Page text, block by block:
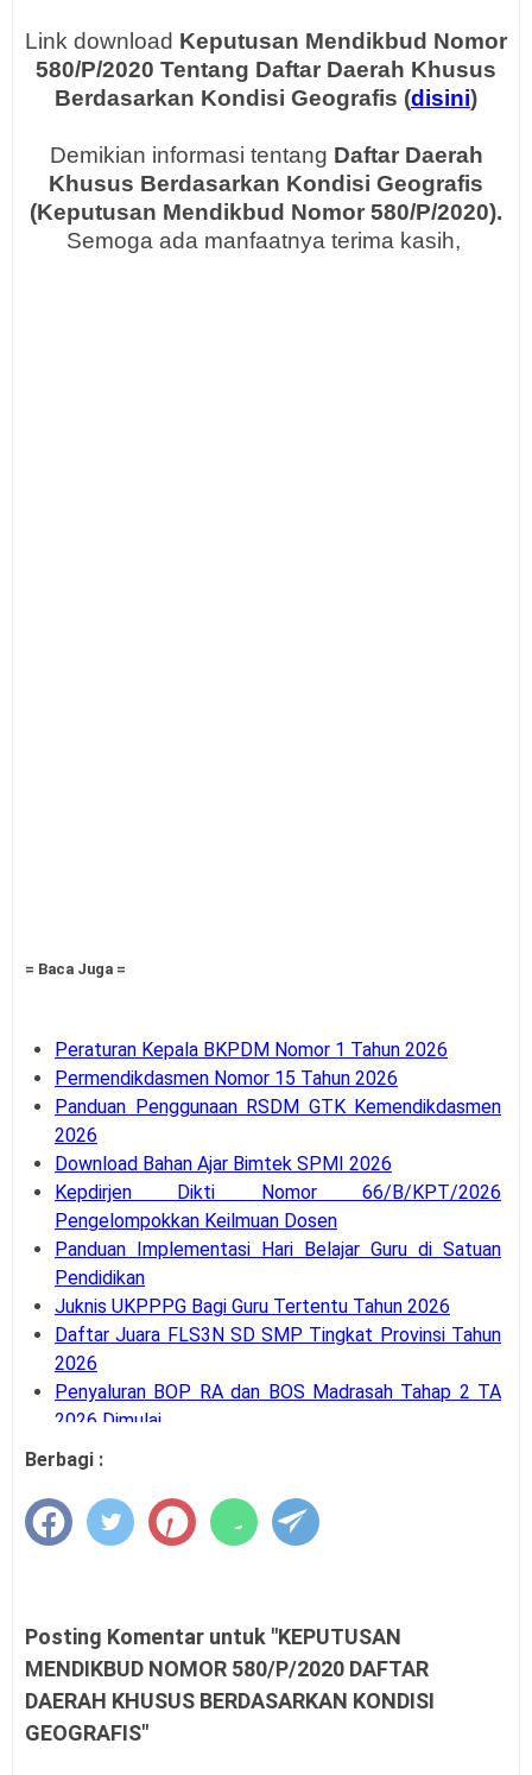
Link download Keputusan Mendikbud Nomor
580/P/2020 Tentang Daftar Daerah Khusus
Berdasarkan Kondisi Geografis (disini)
Demikian informasi tentang Daftar Daerah
Khusus Berdasarkan Kondisi Geografis
(Keputusan Mendikbud Nomor 580/P/2020).
Semoga ada manfaatnya terima kasih,
= Baca Juga =
Peraturan Kepala BKPDM Nomor 1 Tahun 2026
Permendikdasmen Nomor 15 Tahun 2026
Panduan Penggunaan RSDM GTK Kemendikdasmen
2026
Download Bahan Ajar Bimtek SPMI 2026
Kepdirjen Dikti Nomor 66/B/KPT/2026
Pengelompokkan Keilmuan Dosen
Panduan Implementasi Hari Belajar Guru di Satuan
Pendidikan
Juknis UKPPPG Bagi Guru Tertentu Tahun 2026
Daftar Juara FLS3N SD SMP Tingkat Provinsi Tahun
2026
Penyaluran BOP RA dan BOS Madrasah Tahap 2 TA
2026 Dimulai
SE Mendagri Nomor 100.3.2.3/4716/SJ Penambahan
Kode Rekening APB Desa
Panduan Pengajuan Data Prasarana pada Dapodik
Versi 2027
Dinas
Kalender Pendidikan Kota Palangka Raya 2026/2027
Kalender Pendidikan Kabupaten Merauke 2026/2027
Tahapan dan Siklus SPMI di Satuan Pendidikan
Berbagi :
Posting Komentar untuk "KEPUTUSAN
MENDIKBUD NOMOR 580/P/2020 DAFTAR
DAERAH KHUSUS BERDASARKAN KONDISI
GEOGRAFIS"